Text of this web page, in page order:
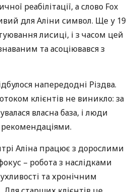
реабілітації, а слово Fox
для Алiни символ. Ще у 19
лисиці, і з часом цей
та асоціювався з
напередодні Різдва.
клієнтів не виникло: за
власна база, і люди
Алiна працює з дорослими
– робота з наслідками
та хронічним